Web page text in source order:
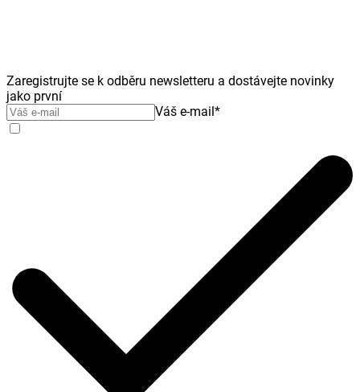
Zaregistrujte se k odběru newsletteru a dostávejte novinky
jako první
Váš e-mail*